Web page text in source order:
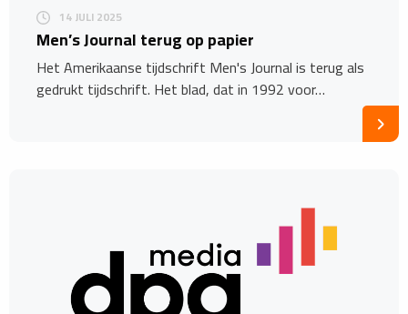
14 JULI 2025
Men’s Journal terug op papier
Het Amerikaanse tijdschrift Men's Journal is terug als
gedrukt tijdschrift. Het blad, dat in 1992 voor…